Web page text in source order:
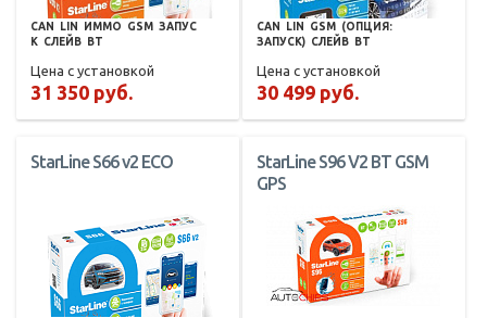
CAN LIN ИММО GSM ЗАПУС
К СЛЕЙВ BT
Цена с установкой
31 350 руб.
CAN LIN GSM (ОПЦИЯ:
ЗАПУСК) СЛЕЙВ BT
Цена с установкой
30 499 руб.
StarLine S66 v2 ECO
StarLine S96 V2 BT GSM
GPS